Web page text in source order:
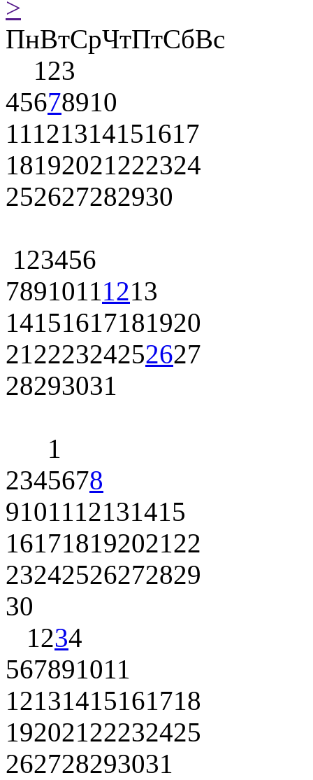
>
ПнВтСрЧтПтСбВс
123
45678910
11121314151617
18192021222324
252627282930
123456
78910111213
14151617181920
21222324252627
28293031
1
2345678
9101112131415
16171819202122
23242526272829
30
1234
567891011
12131415161718
19202122232425
262728293031